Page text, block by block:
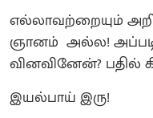
எல்லாவற்றையும்
ஞானம் அல்ல!
வினவினேன்? பதில்
இயல்பாய் இரு!